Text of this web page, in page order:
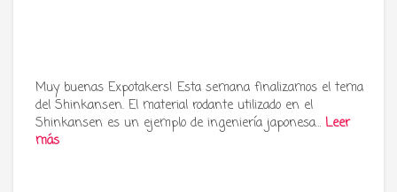
Muy buenas Expotakers! Esta semana finalizamos el tema
del Shinkansen. El material rodante utilizado en el
Shinkansen es un ejemplo de ingeniería japonesa… Leer
más